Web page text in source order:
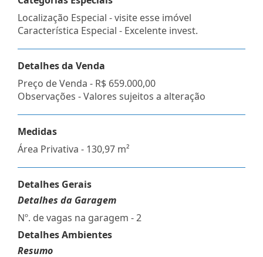
Localização Especial - visite esse imóvel
Característica Especial - Excelente invest.
Detalhes da Venda
Preço de Venda - R$ 659.000,00
Observações - Valores sujeitos a alteração
Medidas
Área Privativa - 130,97 m²
Detalhes Gerais
Detalhes da Garagem
Nº. de vagas na garagem - 2
Detalhes Ambientes
Resumo